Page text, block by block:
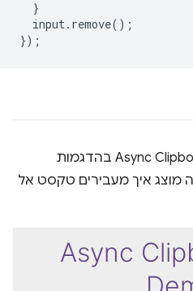
input.remove
אפשר להתנסות ב-Async Clipboard API בהדגמות
איך מעבירים טקסט אל